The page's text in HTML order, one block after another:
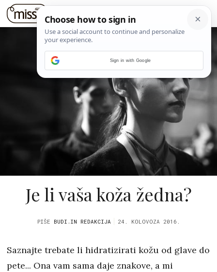
Je li vaša koža žedna?
PIŠE BUDI.IN REDAKCIJA 24. KOLOVOZA 2016.
Saznajte trebate li hidratizirati kožu od glave do
pete... Ona vam sama daje znakove, a mi
Sign in with Google